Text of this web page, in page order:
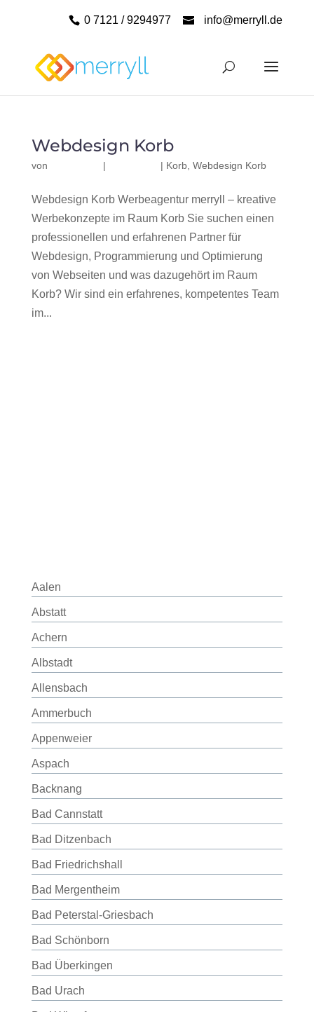
0 7121 / 9294977 info@merryll.de
Webdesign Korb
von | | Korb, Webdesign Korb
Webdesign Korb Werbeagentur merryll – kreative
Werbekonzepte im Raum Korb Sie suchen einen
professionellen und erfahrenen Partner für
Webdesign, Programmierung und Optimierung
von Webseiten und was dazugehört im Raum
Korb? Wir sind ein erfahrenes, kompetentes Team
im...
Aalen
Abstatt
Achern
Albstadt
Allensbach
Ammerbuch
Appenweier
Aspach
Backnang
Bad Cannstatt
Bad Ditzenbach
Bad Friedrichshall
Bad Mergentheim
Bad Peterstal-Griesbach
Bad Schönborn
Bad Überkingen
Bad Urach